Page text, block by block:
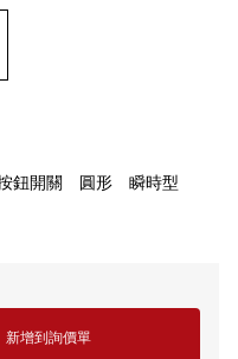
鈕開關 圓形 瞬時型
新增到詢價單